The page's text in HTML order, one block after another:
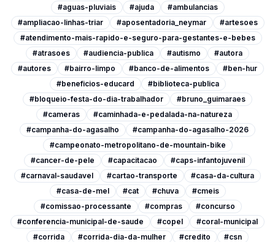
#aguas-pluviais
#ajuda
#ambulancias
#ampliacao-linhas-triar
#aposentadoria_neymar
#artesoes
#atendimento-mais-rapido-e-seguro-para-gestantes-e-bebes
#atrasoes
#audiencia-publica #autismo
#autora
#autores
#bairro-limpo #banco-de-alimentos
#ben-hur
#beneficios-educard
#biblioteca-publica
#bloqueio-festa-do-dia-trabalhador
#bruno_guimaraes
#cameras
#caminhada-e-pedalada-na-natureza
#campanha-do-agasalho
#campanha-do-agasalho-2026
#campeonato-metropolitano-de-mountain-bike
#cancer-de-pele
#capacitacao
#caps-infantojuvenil
#carnaval-saudavel
#cartao-transporte
#casa-da-cultura
#casa-de-mel
#cat #chuva
#cmeis
#comissao-processante
#compras
#concurso
#conferencia-municipal-de-saude
#copel
#coral-municipal
#corrida
#corrida-dia-da-mulher #credito
#csn